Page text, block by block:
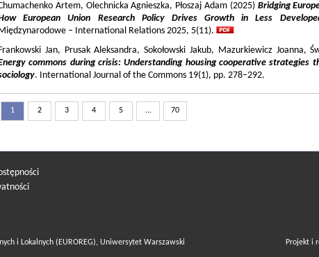
Artem, Olechnicka Agnieszka, Płoszaj Adam (2025) Bridging
European Union Research Policy Drives Growth in Less
– International Relations 2025, 5(11).
Jan, Prusak Aleksandra, Sokołowski Jakub, Mazurkiewicz Joanna,
commons during crisis: Understanding housing cooperative strategies
. International Journal of the Commons 19(1), pp. 278–292.
1 2 3 4 5 ... 70
i Lokalnych (EUROREG), Uniwersytet Warszawski Projekt i